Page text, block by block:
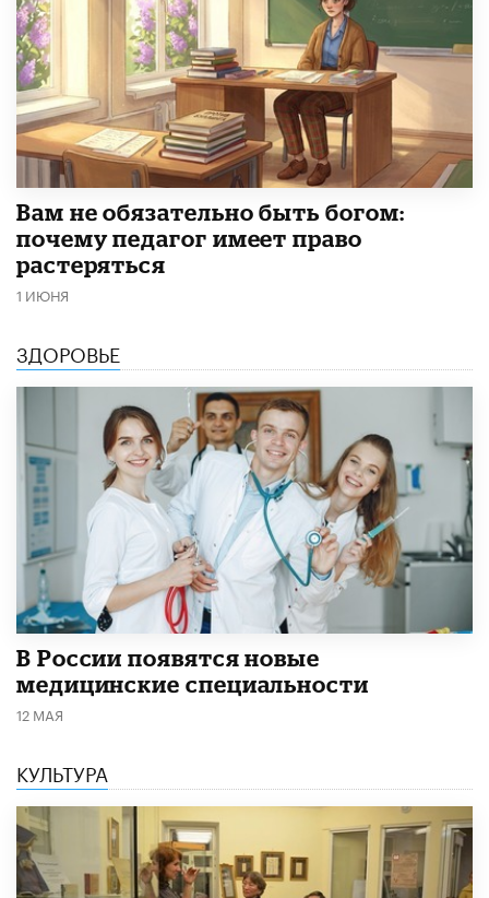
​Вам не обязательно быть богом:
почему педагог имеет право
растеряться
1 ИЮНЯ
ЗДОРОВЬЕ
В России появятся новые
медицинские специальности
12 МАЯ
КУЛЬТУРА